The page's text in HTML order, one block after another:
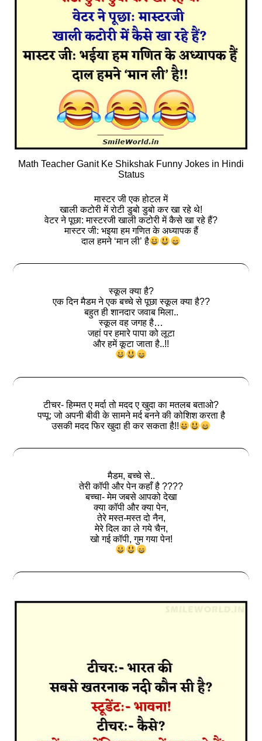
Math Teacher Ganit Ke Shikshak Funny Jokes in Hindi
Status
मास्टर जी एक होटल में
खाली कटोरी में रोटी डुबो डुबो कर खा रहे थे!
वेटर ने पूछा: मास्टरजी खाली कटोरी में कैसे खा रहे हैं?
मास्टर जी: भइया हम गणित के अध्यापक हैं
दाल हमने ‘मान ली’ है
स्कूल क्या है?
एक दिन मैडम ने एक बच्चे से पूछा स्कूल क्या है??
बहुत ही शानदार जवाब मिला..
स्कूल वह जगह है…
जहां पर हमारे पापा को लूटा
और हमें कूटा जाता है..!!
टीचर- हिम्मत ए मर्दा तो मदद ए खुदा का मतलब बताओ?
पप्पू: जो अपनी बीवी के सामने मर्द बनने की कोशिश करता है
उसकी मदद फिर खुदा ही कर सकता है!!
मैडम, बच्चे से..
तेरी कॉपी और पेन कहाँ है ????
बच्चा- मेम जबसे आपको देखा
क्या कॉपी और क्या पेन,
तेरे मस्त-मस्त दो नैन,
मेरे दिल का ले गये चैन,
खो गई कॉपी, गुम गया पेन!